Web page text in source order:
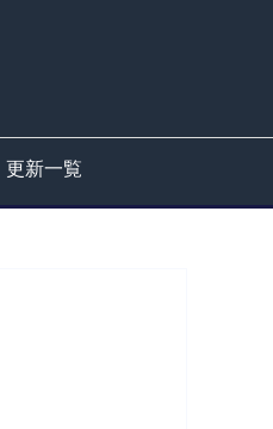
更新一覧